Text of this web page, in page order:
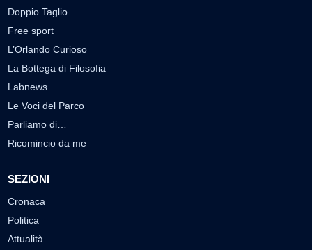
Doppio Taglio
Free sport
L’Orlando Curioso
La Bottega di Filosofia
Labnews
Le Voci del Parco
Parliamo di…
Ricomincio da me
SEZIONI
Cronaca
Politica
Attualità